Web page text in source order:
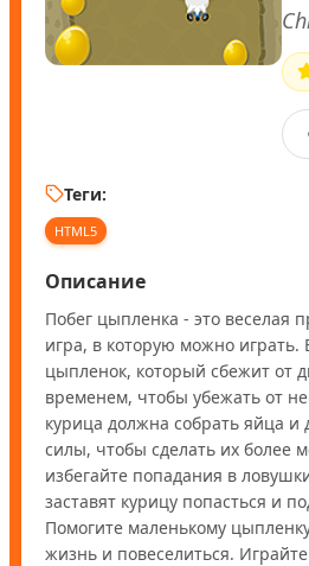
Теги:
HTML5
Описание
Побег цыпленка - это веселая
игра, в которую можно играть.
цыпленок, который сбежит от
временем, чтобы убежать от
курица должна собрать яйца и
силы, чтобы сделать их более
избегайте попадания в
заставят курицу попасться и
Помогите маленькому
жизнь и повеселиться.